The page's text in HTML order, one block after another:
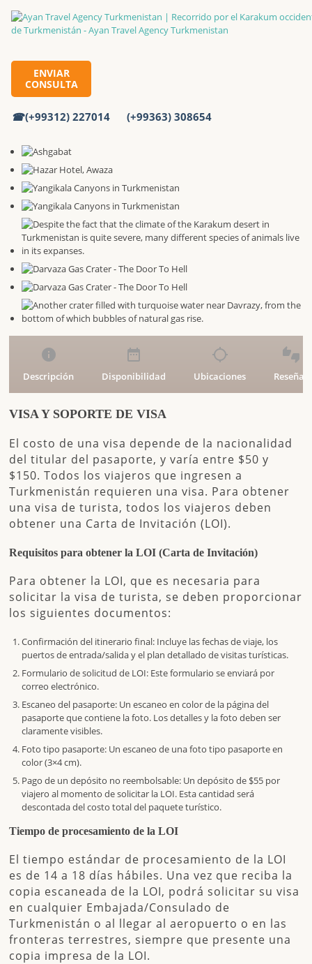
(+99312) 227014 (+99363) 308654
ENVIAR
CONSULTA
Inicio Excursiones
Recorrido por el Karakum occidental y oriental de
info
Descripción
date_range
Disponibilidad
location_searching
Ubicaciones
thumbs_up_down
Reseñas
VISA Y SOPORTE DE VISA
El costo de una visa depende de la nacionalidad
del titular del pasaporte, y varía entre $50 y
$150. Todos los viajeros que ingresen a
Turkmenistán requieren una visa. Para obtener
una visa de turista, todos los viajeros deben
obtener una Carta de Invitación (LOI).
Requisitos para obtener la LOI (Carta de Invitación)
Para obtener la LOI, que es necesaria para
solicitar la visa de turista, se deben proporcionar
los siguientes documentos:
Confirmación del itinerario final: Incluye las fechas de viaje, los
puertos de entrada/salida y el plan detallado de visitas turísticas.
Formulario de solicitud de LOI: Este formulario se enviará por
correo electrónico.
Escaneo del pasaporte: Un escaneo en color de la página del
pasaporte que contiene la foto. Los detalles y la foto deben ser
claramente visibles.
Foto tipo pasaporte: Un escaneo de una foto tipo pasaporte en
color (3×4 cm).
Pago de un depósito no reembolsable: Un depósito de $55 por
viajero al momento de solicitar la LOI. Esta cantidad será
descontada del costo total del paquete turístico.
Tiempo de procesamiento de la LOI
El tiempo estándar de procesamiento de la LOI
es de 14 a 18 días hábiles. Una vez que reciba la
copia escaneada de la LOI, podrá solicitar su visa
en cualquier Embajada/Consulado de
Turkmenistán o al llegar al aeropuerto o en las
fronteras terrestres, siempre que presente una
copia impresa de la LOI.